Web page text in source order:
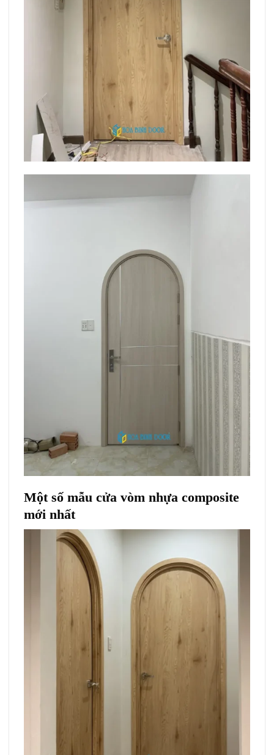
Một số mẫu cửa vòm nhựa composite
mới nhất